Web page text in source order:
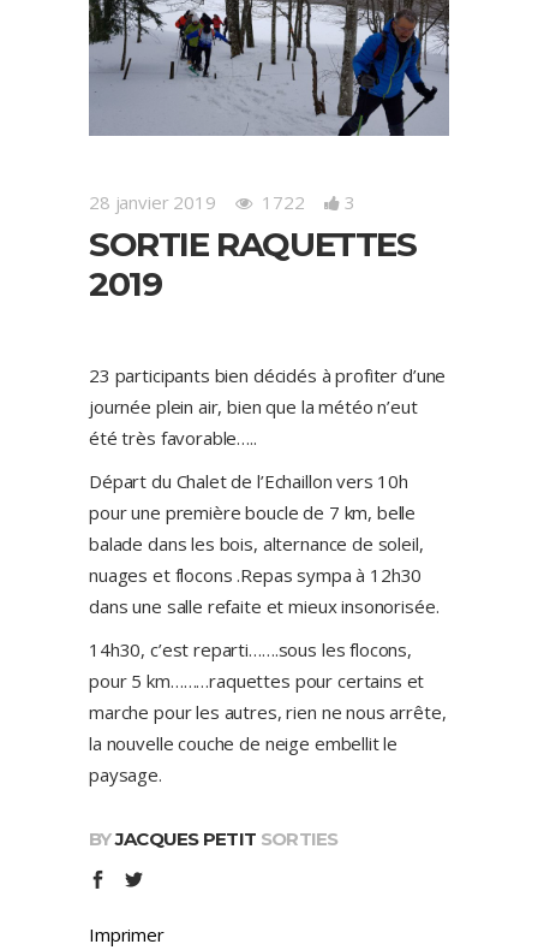
28 janvier 2019 1722 3
SORTIE RAQUETTES
2019
23 participants bien décidés à profiter d’une
journée plein air, bien que la météo n’eut
été très favorable…..
Départ du Chalet de l’Echaillon vers 10h
pour une première boucle de 7 km, belle
balade dans les bois, alternance de soleil,
nuages et flocons .Repas sympa à 12h30
dans une salle refaite et mieux insonorisée.
14h30, c’est reparti…….sous les flocons,
pour 5 km………raquettes pour certains et
marche pour les autres, rien ne nous arrête,
la nouvelle couche de neige embellit le
paysage.
BYJACQUES PETIT SORTIES
Imprimer